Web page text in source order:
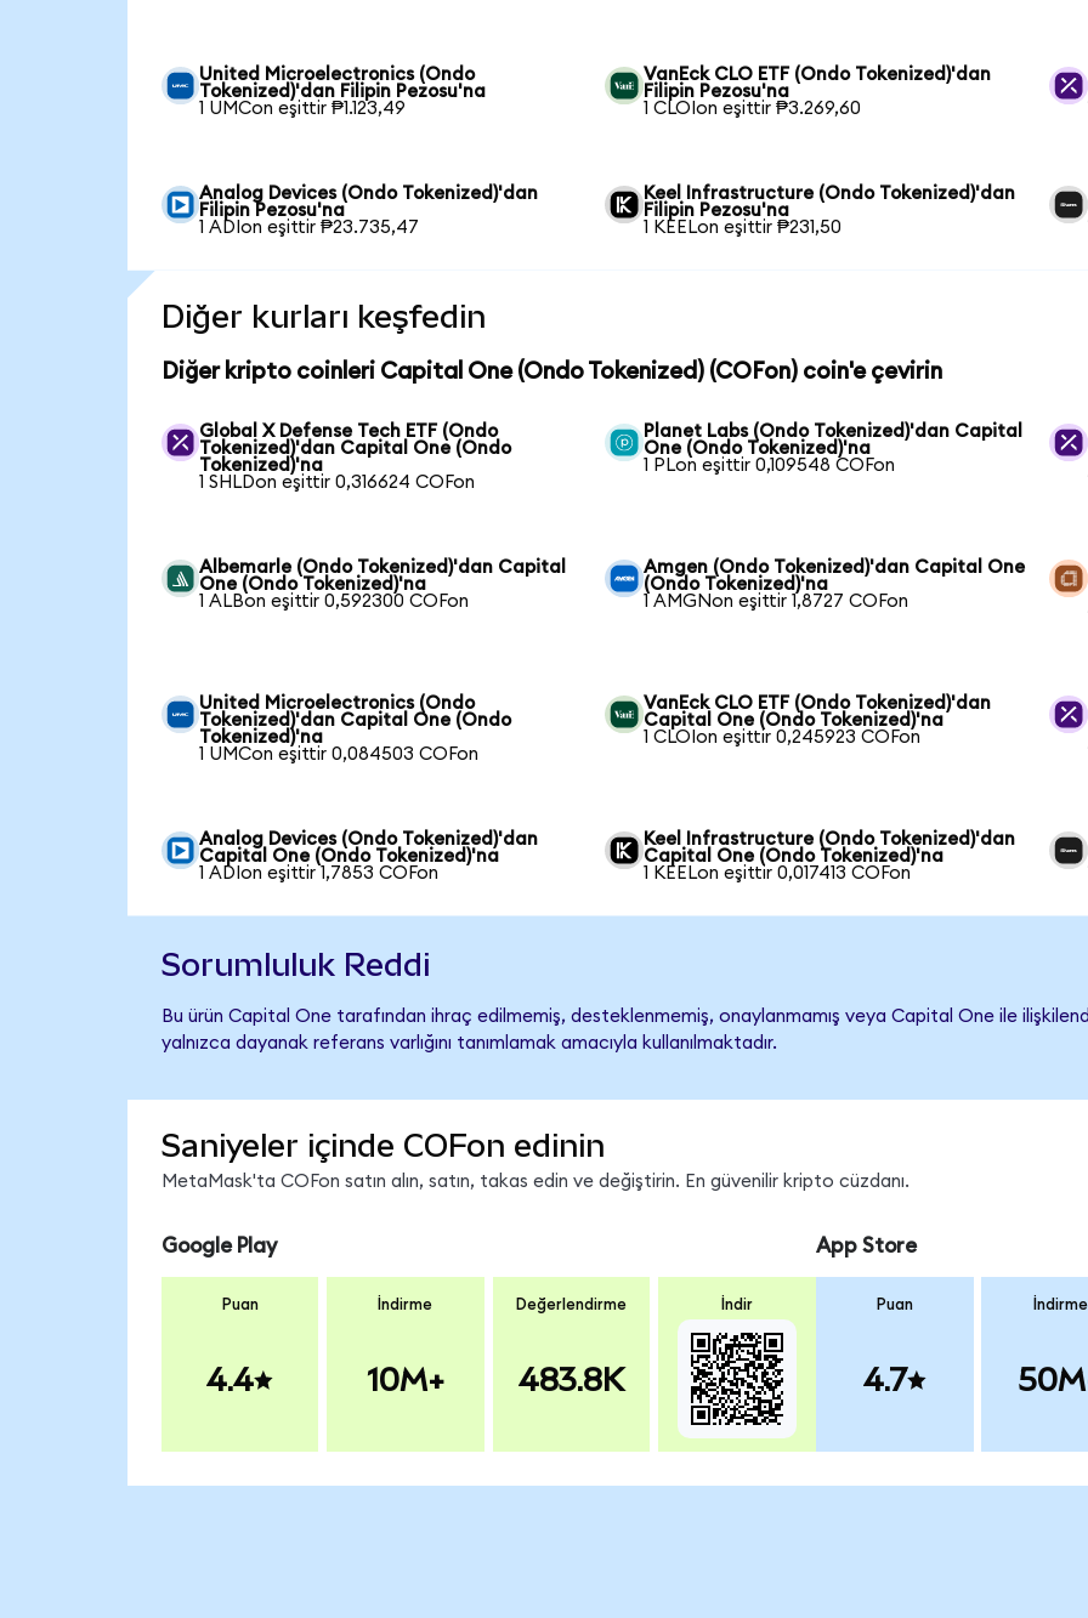
United Microelectronics (Ondo
Tokenized)'dan Filipin Pezosu'na
1 UMCon eşittir ₱1.123,49
VanEck CLO ETF (Ondo Tokenized)'dan
Filipin Pezosu'na
1 CLOIon eşittir ₱3.269,60
Analog Devices (Ondo Tokenized)'dan
Filipin Pezosu'na
1 ADIon eşittir ₱23.735,47
Keel Infrastructure (Ondo Tokenized)'dan
Filipin Pezosu'na
1 KEELon eşittir ₱231,50
Diğer kurları keşfedin
Diğer kripto coinleri Capital One (Ondo Tokenized) (COFon) coin'e çevirin
Global X Defense Tech ETF (Ondo
Tokenized)'dan Capital One (Ondo
Tokenized)'na
1 SHLDon eşittir 0,316624 COFon
Planet Labs (Ondo Tokenized)'dan Capital
One (Ondo Tokenized)'na
1 PLon eşittir 0,109548 COFon
Albemarle (Ondo Tokenized)'dan Capital
One (Ondo Tokenized)'na
1 ALBon eşittir 0,592300 COFon
Amgen (Ondo Tokenized)'dan Capital One
(Ondo Tokenized)'na
1 AMGNon eşittir 1,8727 COFon
United Microelectronics (Ondo
Tokenized)'dan Capital One (Ondo
Tokenized)'na
1 UMCon eşittir 0,084503 COFon
VanEck CLO ETF (Ondo Tokenized)'dan
Capital One (Ondo Tokenized)'na
1 CLOIon eşittir 0,245923 COFon
Analog Devices (Ondo Tokenized)'dan
Capital One (Ondo Tokenized)'na
1 ADIon eşittir 1,7853 COFon
Keel Infrastructure (Ondo Tokenized)'dan
Capital One (Ondo Tokenized)'na
1 KEELon eşittir 0,017413 COFon
Sorumluluk Reddi
Bu ürün Capital One tarafından ihraç edilmemiş, desteklenmemiş, onaylanmamış veya Capital One ile
yalnızca dayanak referans varlığını tanımlamak amacıyla kullanılmaktadır.
Saniyeler içinde COFon edinin
MetaMask'ta COFon satın alın, satın, takas edin ve değiştirin. En güvenilir kripto cüzdanı.
Google Play
Puan
4.4
İndirme
10M+
Değerlendirme
483.8K
İndir
App Store
Puan
4.7
İndirme